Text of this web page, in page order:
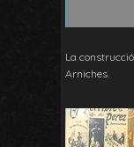
La
Arniches.